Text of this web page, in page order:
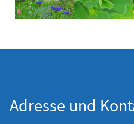
Adresse und